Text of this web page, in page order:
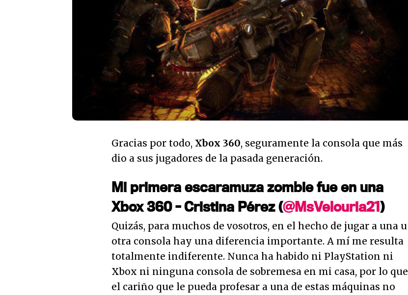
Gracias por todo, Xbox 360, seguramente la consola que más
dio a sus jugadores de la pasada generación.
Mi primera escaramuza zombie fue en una
Xbox 360 - Cristina Pérez (@MsVelouria21)
Quizás, para muchos de vosotros, en el hecho de jugar a una u
otra consola hay una diferencia importante. A mí me resulta
totalmente indiferente. Nunca ha habido ni PlayStation ni
Xbox ni ninguna consola de sobremesa en mi casa, por lo que
el cariño que le pueda profesar a una de estas máquinas no